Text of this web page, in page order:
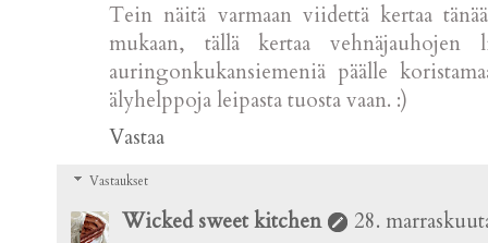
Tein näitä varmaan viidettä kertaa
mukaan, tällä kertaa vehnäjauhojen
auringonkukansiemeniä päälle
älyhelppoja leipasta tuosta vaan. :)
Vastaa
Vastaukset
Wicked sweet kitchen
28.